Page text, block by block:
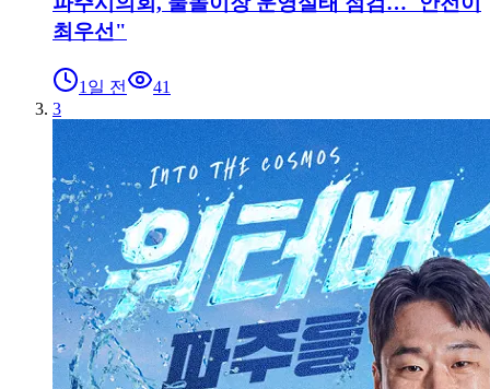
최우선"
1일 전
41
3